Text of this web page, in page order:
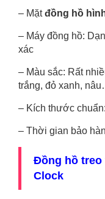
– Mặtđồng hồ
– Máy đồng hồ:
xác
– Màu sắc: Rất
trắng, đỏ xanh,
– Kích thước
– Thời gian bảo
Đồng hồ
Clock